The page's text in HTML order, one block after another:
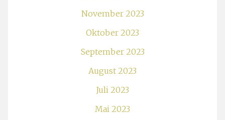
November 2023
Oktober 2023
September 2023
August 2023
Juli 2023
Mai 2023